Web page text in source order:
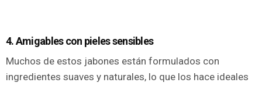
4. Amigables con pieles sensibles
Muchos de estos jabones están formulados con
ingredientes suaves y naturales, lo que los hace ideales